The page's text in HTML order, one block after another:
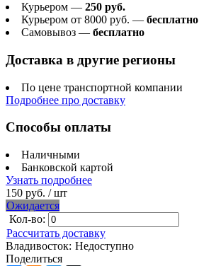
Курьером — 250 руб.
Курьером от 8000 руб. — бесплатно
Самовывоз — бесплатно
Доставка в другие регионы
По цене транспортной компании
Подробнее про доставку
Способы оплаты
Наличными
Банковской картой
Узнать подробнее
150 руб. / шт
Ожидается
Кол-во:
Рассчитать доставку
Владивосток: Недоступно
Поделиться